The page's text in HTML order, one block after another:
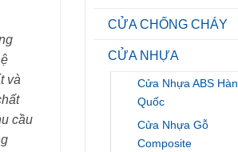
CỬA CHỐNG CHÁY
CỬA NHỰA
Cửa Nhựa ABS Hàn
Quốc
Cửa Nhựa Gỗ
Composite
và
cầu